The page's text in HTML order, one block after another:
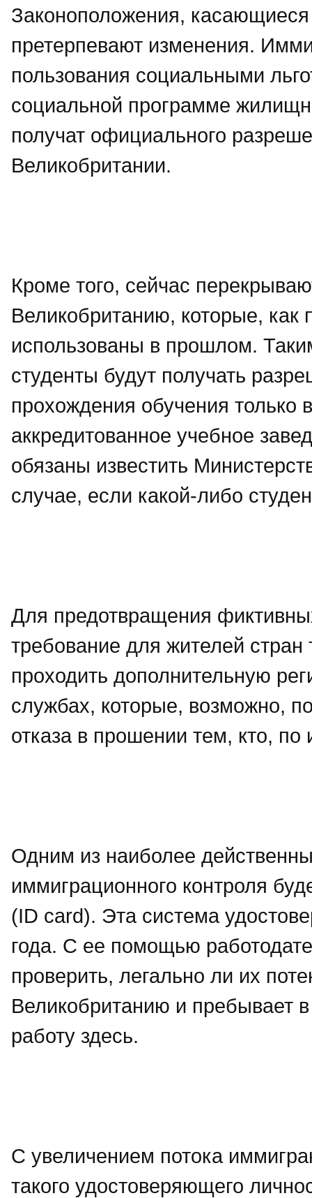
Законоположения,
претерпевают изменения.
пользования социальными
социальной программе
получат официального
Великобритании.
Кроме того, сейчас
Великобританию, которые, как
использованы в прошлом.
студенты будут получать
прохождения обучения только
аккредитованное учебное
обязаны известить
случае, если какой-либо
Для предотвращения
требование для жителей
проходить дополнительную
службах, которые, возможно,
отказа в прошении тем, кто,
Одним из наиболее
иммиграционного контроля
(ID card). Эта система
года. С ее помощью
проверить, легально ли их
Великобританию и пребывает
работу здесь.
С увеличением потока
такого удостоверяющего